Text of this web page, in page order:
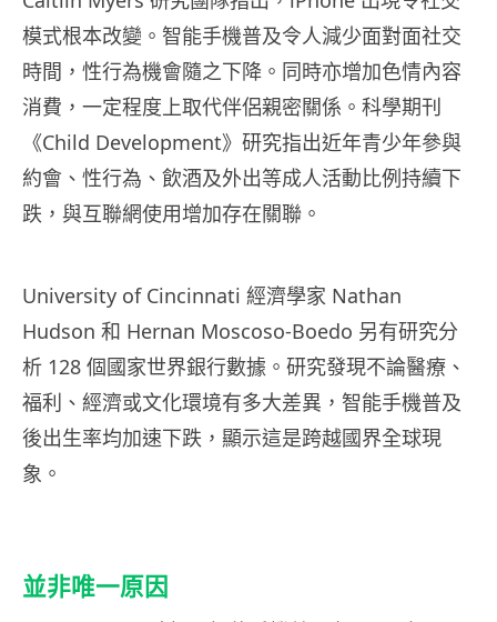
模式根本改變。智能手機普及令人減少面對面社交
時間，性行為機會隨之下降。同時亦增加色情內容
消費，一定程度上取代伴侶親密關係。科學期刊
《Child Development》研究指出近年青少年參與
約會、性行為、飲酒及外出等成人活動比例持續下
跌，與互聯網使用增加存在關聯。
University of Cincinnati 經濟學家 Nathan
Hudson 和 Hernan Moscoso-Boedo 另有研究分
析 128 個國家世界銀行數據。研究發現不論醫療、
福利、經濟或文化環境有多大差異，智能手機普及
後出生率均加速下跌，顯示這是跨越國界全球現
象。
並非唯一原因